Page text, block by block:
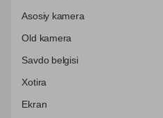
Asosiy kamera
Old kamera
Savdo belgisi
Xotira
Ekran